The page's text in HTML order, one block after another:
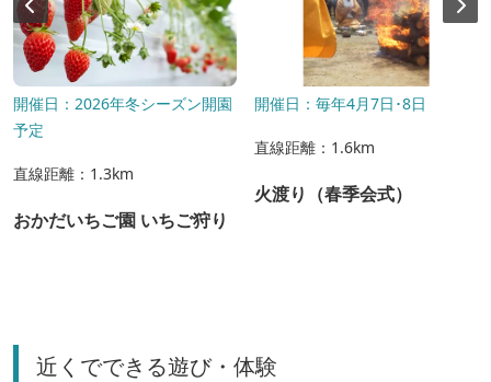
開催日：2026年冬シーズン開園
予定
直線距離：1.3km
おかだいちご園 いちご狩り
開催日：毎年4月7日･8日
直線距離：1.6km
火渡り（春季会式）
近くでできる遊び・体験